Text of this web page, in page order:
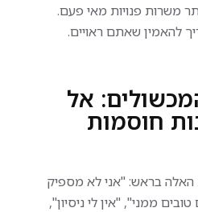
משרות פנויות מאי פעם.
להאמין שאתם ראויים.
אל
חוסמות
האלה בראש: "אני לא מספיק
ממני", "אין לי ניסיון",